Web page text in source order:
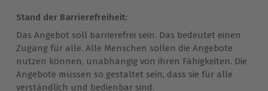
Stand der Barrierefreiheit:
Das Angebot soll barrierefrei sein. Das bedeutet einen
Zugang für alle. Alle Menschen sollen die Angebote
nutzen können, unabhängig von ihren Fähigkeiten. Die
Angebote müssen so gestaltet sein, dass sie für alle
verständlich und bedienbar sind.